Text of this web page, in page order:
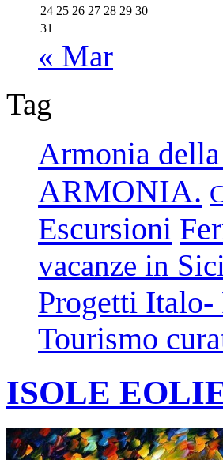
24 25 26 27 28 29 30
31
« Mar
Tag
Armonia
ARMONIA.
Escursioni
vacanze in
Progetti Italo-
Tourismo
ISOLE